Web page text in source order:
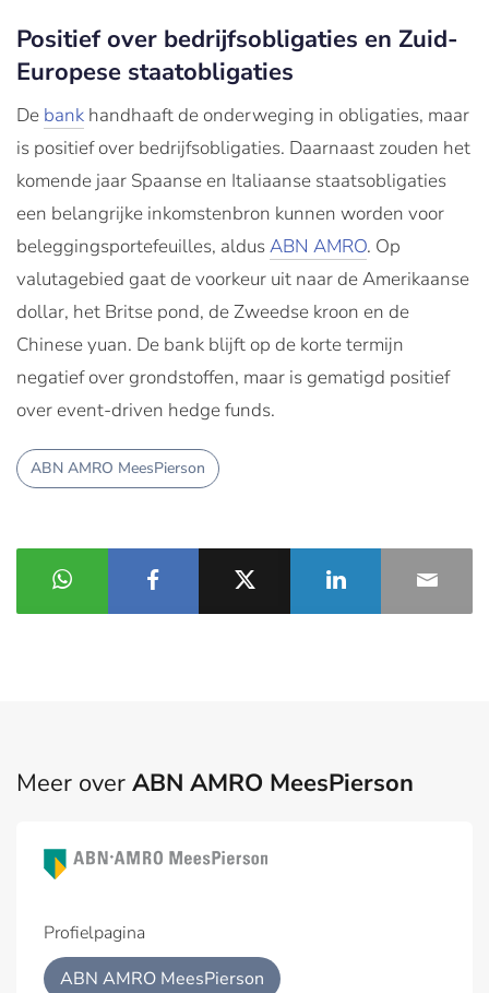
Positief over bedrijfsobligaties en Zuid-
Europese staatobligaties
De bank handhaaft de onderweging in obligaties, maar
is positief over bedrijfsobligaties. Daarnaast zouden het
komende jaar Spaanse en Italiaanse staatsobligaties
een belangrijke inkomstenbron kunnen worden voor
beleggingsportefeuilles, aldusABN AMRO. Op
valutagebied gaat de voorkeur uit naar de Amerikaanse
dollar, het Britse pond, de Zweedse kroon en de
Chinese yuan. De bank blijft op de korte termijn
negatief over grondstoffen, maar is gematigd positief
over event-driven hedge funds.
ABN AMRO MeesPierson
Meer over ABN AMRO MeesPierson
Profielpagina
ABN AMRO MeesPierson